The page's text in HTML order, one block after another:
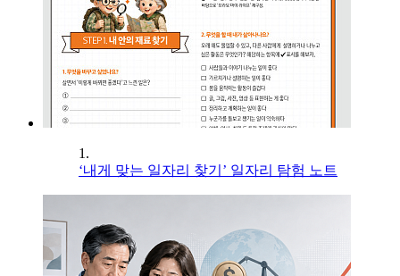
1.
‘내게 맞는 일자리 찾기’ 일자리 탐험 노트